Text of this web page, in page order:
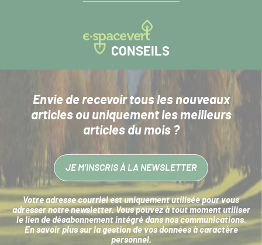
CONSEILS
Envie de recevoir tous les nouveaux
articlesou uniquement les meilleurs
articles du mois ?
JE M’INSCRIS À LA NEWSLETTER
Votre adresse courriel est uniquement utilisée pour vous
adresser notre newsletter. Vous pouvez à tout moment utiliser
le lien de désabonnement intégré dans nos communications.
En savoir plus sur la gestion de vos données à caractère
personnel.